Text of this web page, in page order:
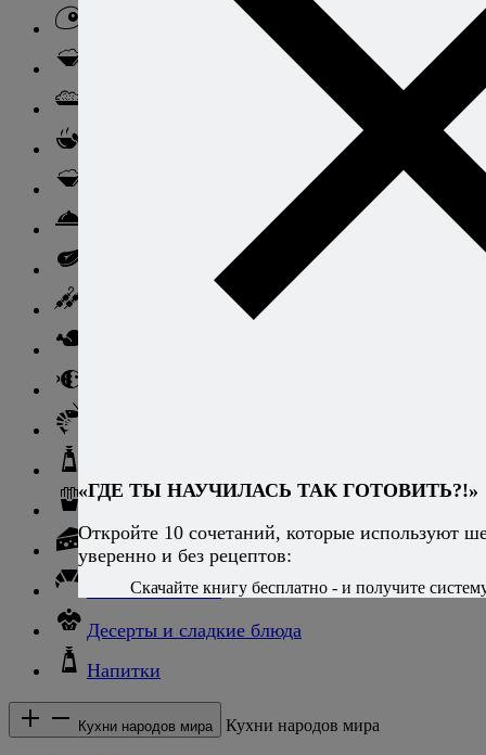
Сыры
Хлеб и выпечка
Десерты и сладкие блюда
Напитки
Кухни народов мира Кухни народов мира
«ГДЕ ТЫ НАУЧИЛАСЬ ТАК ГОТОВИТЬ?!»
Откройте 10 сочетаний, которые используют
уверенно и без рецептов:
Скачайте книгу бесплатно - и получите